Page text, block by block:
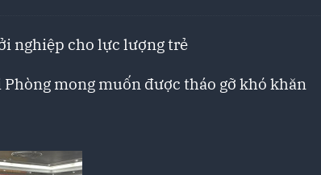
nghiệp cho lực lượng trẻ
mong muốn được tháo gỡ khó khăn